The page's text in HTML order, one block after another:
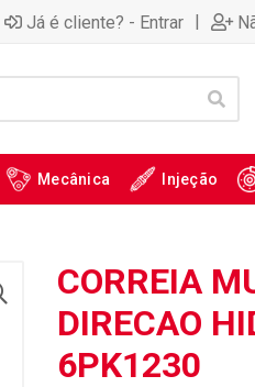
Já é cliente? - Entrar |
Mecânica Injeção
CORREIA
DIRECAO
6PK1230